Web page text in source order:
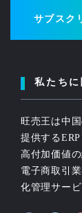
サブスク
私たち
旺売王は中
提供する
高付加価値
電子商取引
化管理サービ